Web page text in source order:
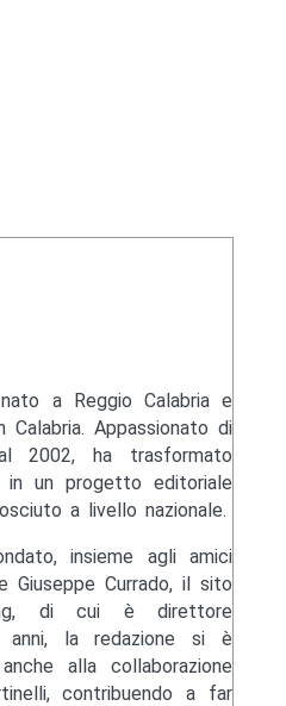
a Reggio Calabria e
Calabria. Appassionato di
2002, ha trasformato
in un progetto editoriale
a livello nazionale.
insieme agli amici
Giuseppe Currado, il sito
di cui è direttore
anni, la redazione si è
alla collaborazione
contribuendo a far